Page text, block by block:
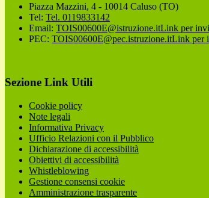
Piazza Mazzini, 4 - 10014 Caluso (TO)
Tel: Tel. 0119833142
Email: TOIS00600E@istruzione.itLink per
PEC: TOIS00600E@pec.istruzione.itLink per
Sezione Link Utili
Cookie policy
Note legali
Informativa Privacy
Ufficio Relazioni con il Pubblico
Dichiarazione di accessibilità
Obiettivi di accessibilità
Whistleblowing
Gestione consensi cookie
Amministrazione trasparente